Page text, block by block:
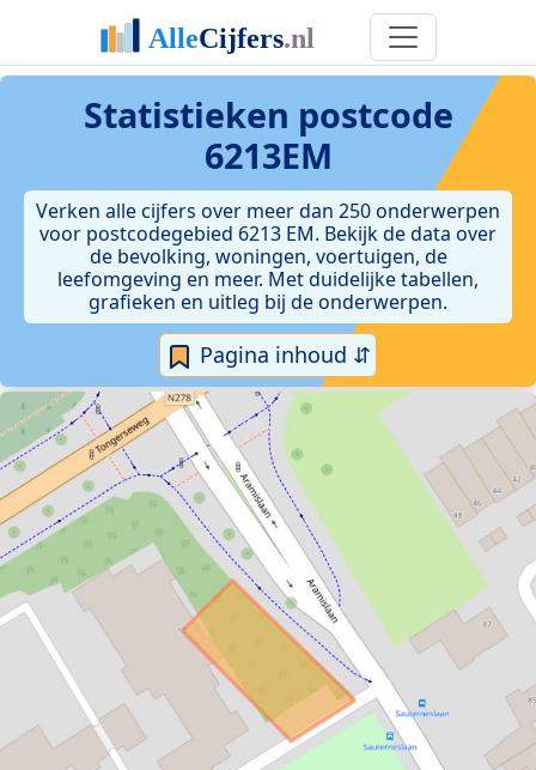
Statistieken postcode
6213EM
Verken alle cijfers over meer dan 250 onderwerpen
voor postcodegebied 6213 EM. Bekijk de data over
de bevolking, woningen, voertuigen, de
leefomgeving en meer. Met duidelijke tabellen,
grafieken en uitleg bij de onderwerpen.
Pagina inhoud ⇵